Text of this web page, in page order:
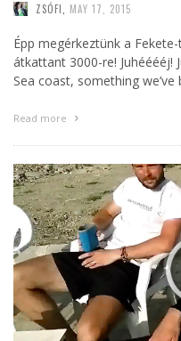
ZSÓFI MAY 17, 2015
Épp megérkeztünk a
átkattant 3000-re!
Sea coast, something
Read more